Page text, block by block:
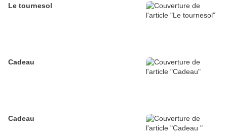
Le tournesol
Cadeau
Cadeau